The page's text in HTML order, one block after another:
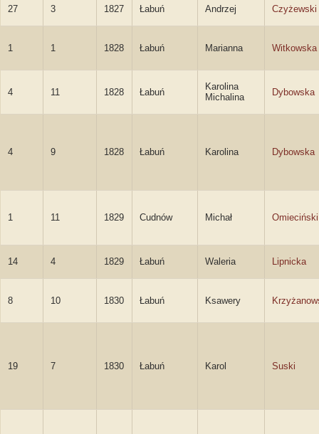
27 3 1827 Łabuń Andrzej Czyżewski
1 1 1828 Łabuń Marianna Witkowska
4 11 1828 Łabuń
Karolina
Michalina
Dybowska
4 9 1828 Łabuń Karolina Dybowska
1 11 1829 Cudnów Michał Omieciński
14 4 1829 Łabuń Waleria Lipnicka
8 10 1830 Łabuń Ksawery
19 7 1830 Łabuń Karol Suski